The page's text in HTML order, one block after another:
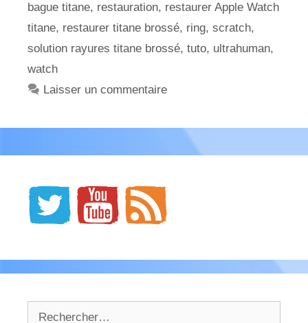
bague titane, restauration, restaurer Apple Watch
titane, restaurer titane brossé, ring, scratch,
solution rayures titane brossé, tuto, ultrahuman,
watch
Laisser un commentaire